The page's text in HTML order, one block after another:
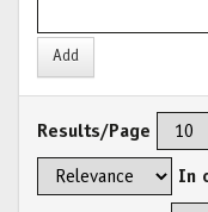
Results/Page
In